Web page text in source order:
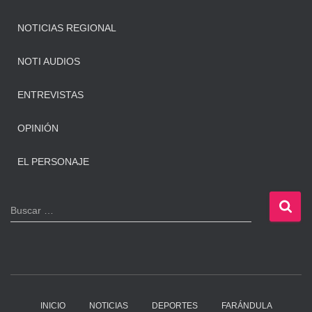
NOTICIAS REGIONAL
NOTI AUDIOS
ENTREVISTAS
OPINIÓN
EL PERSONAJE
B
u
Buscar …
INICIO NOTICIAS DEPORTES FARÁNDULA